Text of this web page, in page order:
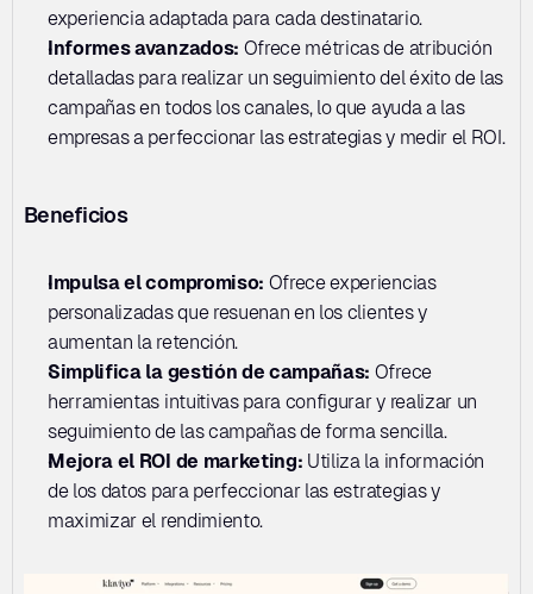
experiencia adaptada para cada destinatario.
Informes avanzados: Ofrece métricas de atribución
detalladas para realizar un seguimiento del éxito de las
campañas en todos los canales, lo que ayuda a las
empresas a perfeccionar las estrategias y medir el ROI.
Beneficios
Impulsa el compromiso: Ofrece experiencias
personalizadas que resuenan en los clientes y
aumentan la retención.
Simplifica la gestión de campañas: Ofrece
herramientas intuitivas para configurar y realizar un
seguimiento de las campañas de forma sencilla.
Mejora el ROI de marketing: Utiliza la información
de los datos para perfeccionar las estrategias y
maximizar el rendimiento.